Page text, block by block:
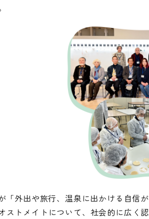
外出や旅行、温泉に出かける自信
ストメイトについて、社会的に広く